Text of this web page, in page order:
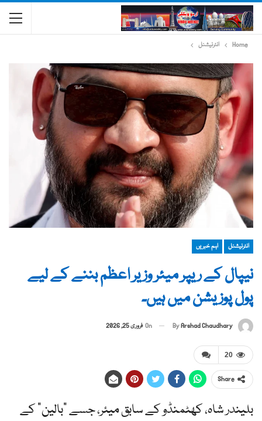
Home انٹرنیشنل
انٹرنیشنل اہم خبریں
نیپال کے ریپر میئر وزیر اعظم بننے کے لیے
پول پوزیشن میں ہیں۔
ByArshad Chaudhary
On فروری 25, 2026
20
Share
بلیندر شاہ، کھٹمنڈو کے سابق میئر، جسے "بالین” کے